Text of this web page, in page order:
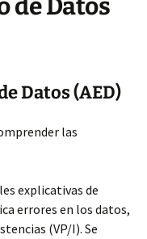
de Datos
Datos (AED)
las
explicativas de
errores en los datos,
(VP/I). Se